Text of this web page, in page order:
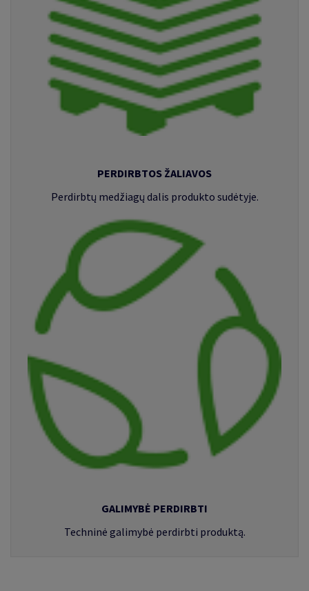
PERDIRBTOS ŽALIAVOS
Perdirbtų medžiagų dalis produkto sudėtyje.
GALIMYBĖ PERDIRBTI
Techninė galimybė perdirbti produktą.